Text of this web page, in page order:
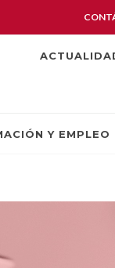
Y EMPLEO